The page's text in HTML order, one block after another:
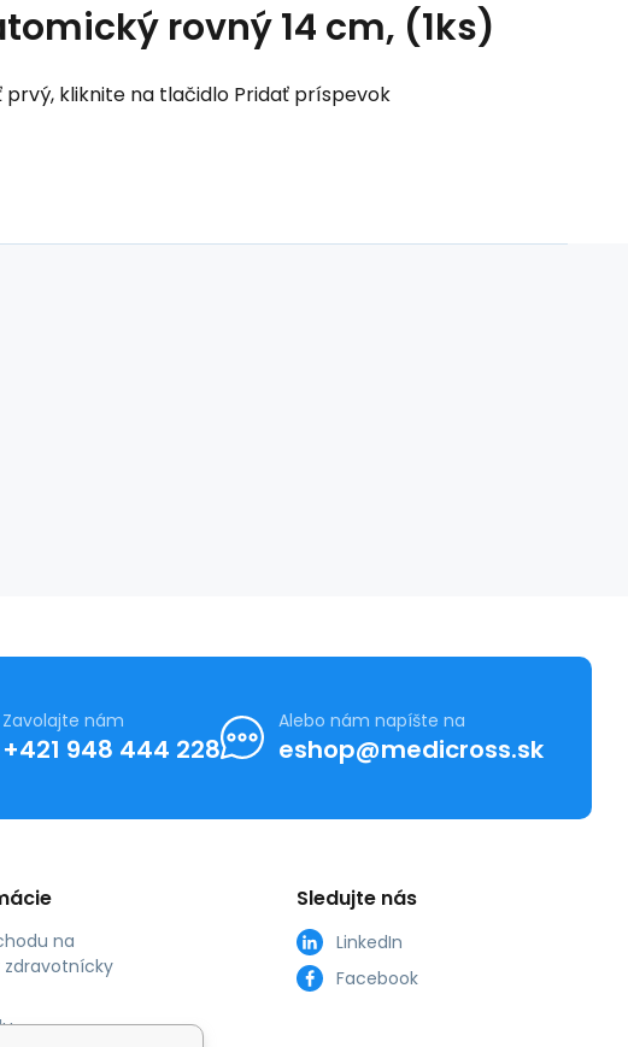
rovný 14 cm, (1ks)
kliknite na tlačidlo Pridať príspevok
Zavolajte nám
+421 948 444 228
Alebo nám napíšte na
eshop@medicross.sk
na
zdravotnícky
Sledujte nás
LinkedIn
Facebook